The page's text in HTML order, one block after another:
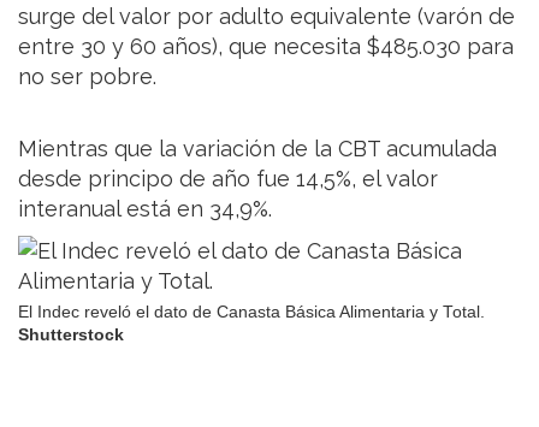
surge del valor por adulto equivalente (varón de
entre 30 y 60 años), que necesita $485.030 para
no ser pobre.
Mientras que la variación de la CBT acumulada
desde principo de año fue 14,5%, el valor
interanual está en 34,9%.
El Indec reveló el dato de Canasta Básica Alimentaria y Total.
Shutterstock